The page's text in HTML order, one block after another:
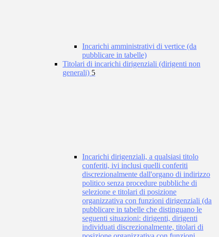
Incarichi amministrativi di vertice (da
pubblicare in tabelle)
Titolari di incarichi dirigenziali (dirigenti non
generali) 5
Incarichi dirigenziali, a qualsiasi titolo
conferiti, ivi inclusi quelli conferiti
discrezionalmente dall'organo di indirizzo
politico senza procedure pubbliche di
selezione e titolari di posizione
organizzativa con funzioni dirigenziali (da
pubblicare in tabelle che distinguano le
seguenti situazioni: dirigenti, dirigenti
individuati discrezionalmente, titolari di